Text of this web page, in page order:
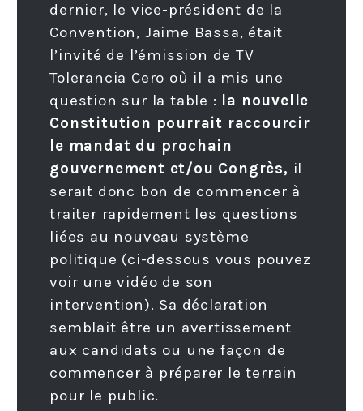
dernier, le vice-président de la
Convention, Jaime Bassa, était
l’invité de l’émission de TV
Tolerancia Cero où il a mis une
question sur la table :
la nouvelle
Constitution pourrait raccourcir
le mandat du prochain
gouvernement et/ou Congrès, il
serait donc bon de commencer à
traiter rapidement les questions
liées au nouveau système
politique (ci-dessous vous pouvez
voir une vidéo de son
intervention). Sa déclaration
semblait être un avertissement
aux candidats ou une façon de
commencer à préparer le terrain
pour le public.